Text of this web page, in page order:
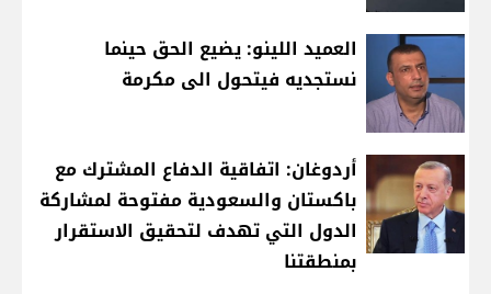
العميد اللينو: يضيع الحق حينما
نستجديه فيتحول الى مكرمة
أردوغان: اتفاقية الدفاع المشترك مع
باكستان والسعودية مفتوحة لمشاركة
الدول التي تهدف لتحقيق الاستقرار
بمنطقتنا